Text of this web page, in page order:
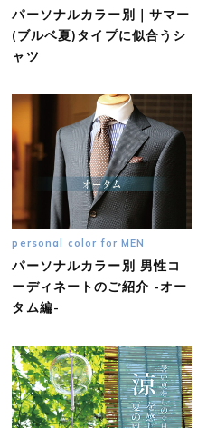
パーソナルカラー別｜サマー
(ブルベ夏)タイプに似合うシ
ャツ
personal color for MEN
パーソナルカラー別 男性コ
ーディネートのご紹介 -オー
タム編-